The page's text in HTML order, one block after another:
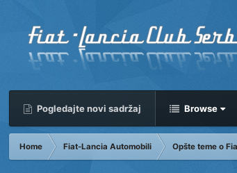
Pogledajte novi sadržaj Browse
Home Fiat-Lancia Automobili Opšte teme o